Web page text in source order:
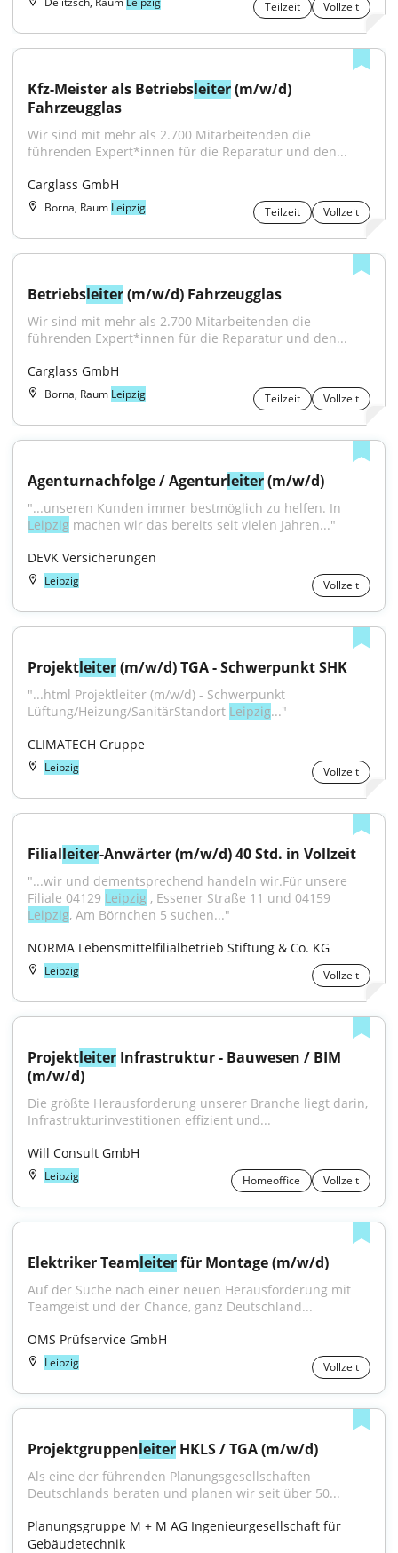
Teilzeit Vollzeit
Kfz-Meister als Betriebsleiter (m/w/d)
Fahrzeugglas
Wir sind mit mehr als 2.700 Mitarbeitenden die
führenden Expert*innen für die Reparatur und den...
Carglass GmbH
Borna, Raum Leipzig Teilzeit Vollzeit
Betriebsleiter (m/w/d) Fahrzeugglas
Wir sind mit mehr als 2.700 Mitarbeitenden die
führenden Expert*innen für die Reparatur und den...
Carglass GmbH
Borna, Raum Leipzig Teilzeit Vollzeit
Agenturnachfolge / Agenturleiter (m/w/d)
Leipzig machen wir das bereits seit vielen Jahren..."
DEVK Versicherungen
Leipzig Vollzeit
Projektleiter (m/w/d) TGA - Schwerpunkt SHK
"...html Projektleiter (m/w/d) - Schwerpunkt
Lüftung/Heizung/SanitärStandort Leipzig..."
CLIMATECH Gruppe
Leipzig Vollzeit
Filialleiter-Anwärter (m/w/d) 40 Std. in Vollzeit
"...wir und dementsprechend handeln wir.Für unsere
Filiale 04129 Leipzig
Leipzig, Am Börnchen 5 suchen..."
NORMA Lebensmittelfilialbetrieb Stiftung & Co. KG
Leipzig Vollzeit
Projektleiter Infrastruktur - Bauwesen / BIM
(m/w/d)
Die größte Herausforderung unserer Branche liegt darin,
Infrastrukturinvestitionen effizient und...
Will Consult GmbH
Leipzig Homeoffice Vollzeit
Elektriker Teamleiter für Montage (m/w/d)
Auf der Suche nach einer neuen Herausforderung mit
Teamgeist und der Chance, ganz Deutschland...
OMS Prüfservice GmbH
Leipzig Vollzeit
Projektgruppenleiter HKLS / TGA (m/w/d)
Als eine der führenden Planungsgesellschaften
Deutschlands beraten und planen wir seit über 50...
Planungsgruppe M + M AG Ingenieurgesellschaft für
Gebäudetechnik